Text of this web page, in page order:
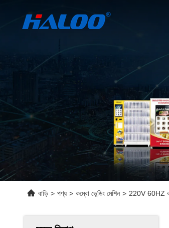
বাড়ি > পণ্য > কম্বো ভেন্ডিং মেশিন > 220V 60HZ